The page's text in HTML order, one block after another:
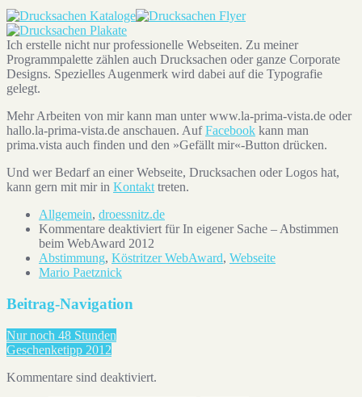
Ich erstelle nicht nur professionelle Webseiten. Zu meiner
Programmpalette zählen auch Drucksachen oder ganze Corporate
Designs. Spezielles Augenmerk wird dabei auf die Typografie
gelegt.
Mehr Arbeiten von mir kann man unter www.la-prima-vista.de oder
hallo.la-prima-vista.de anschauen. AufFacebook kann man
prima.vista auch finden und den »Gefällt mir«-Button drücken.
Und wer Bedarf an einer Webseite, Drucksachen oder Logos hat,
kann gern mit mir in Kontakt treten.
Allgemein, droessnitz.de
Kommentare deaktiviert für In eigener Sache – Abstimmen
beim WebAward 2012
Abstimmung, Köstritzer WebAward, Webseite
Mario Paetznick
Beitrag-Navigation
Nur noch 48 Stunden
Geschenketipp 2012
Kommentare sind deaktiviert.